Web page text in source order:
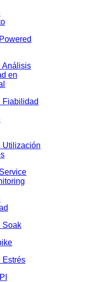
Análisis
en
Fiabilidad
Utilización
Soak
Estrés